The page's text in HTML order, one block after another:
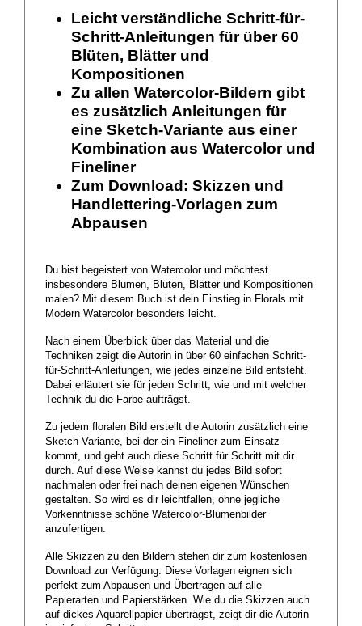
Leicht verständliche Schritt-für-
Schritt-Anleitungen für über 60
Blüten, Blätter und
Kompositionen
Zu allen Watercolor-Bildern gibt
es zusätzlich Anleitungen für
eine Sketch-Variante aus einer
Kombination aus Watercolor und
Fineliner
Zum Download: Skizzen und
Handlettering-Vorlagen zum
Abpausen
Du bist begeistert von Watercolor und möchtest
insbesondere Blumen, Blüten, Blätter und Kompositionen
malen? Mit diesem Buch ist dein Einstieg in Florals mit
Modern Watercolor besonders leicht.
Nach einem Überblick über das Material und die
Techniken zeigt die Autorin in über 60 einfachen Schritt-
für-Schritt-Anleitungen, wie jedes einzelne Bild entsteht.
Dabei erläutert sie für jeden Schritt, wie und mit welcher
Technik du die Farbe aufträgst.
Zu jedem floralen Bild erstellt die Autorin zusätzlich eine
Sketch-Variante, bei der ein Fineliner zum Einsatz
kommt, und geht auch diese Schritt für Schritt mit dir
durch. Auf diese Weise kannst du jedes Bild sofort
nachmalen oder frei nach deinen eigenen Wünschen
gestalten. So wird es dir leichtfallen, ohne jegliche
Vorkenntnisse schöne Watercolor-Blumenbilder
anzufertigen.
Alle Skizzen zu den Bildern stehen dir zum kostenlosen
Download zur Verfügung. Diese Vorlagen eignen sich
perfekt zum Abpausen und Übertragen auf alle
Papierarten und Papierstärken. Wie du die Skizzen auch
auf dickes Aquarellpapier überträgst, zeigt dir die Autorin